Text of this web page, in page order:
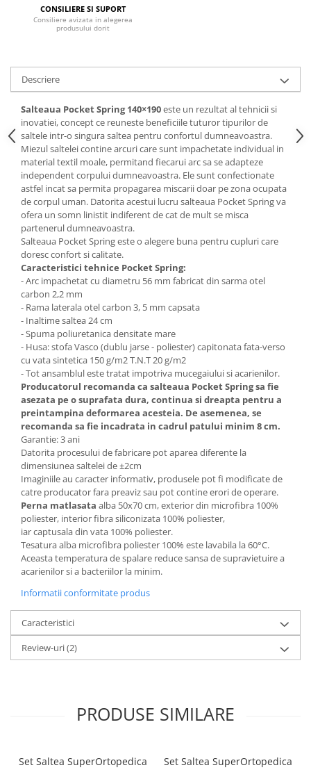
Mese gradinita
Scaune gradinita
Mobilier copii
Mobila camera copii
Scaune birou pentru copii
Saltele patuturi copii
Paturi copii
Masa si scaune gradinita
Seturi comode living si dormitor
CONSILIERE SI SUPORT
Consiliere avizata in alegerea
produsului dorit
Descriere
Salteaua Pocket Spring 140×190este un rezultat al tehnicii si
inovatiei, concept ce reuneste beneficiile tuturor tipurilor de
saltele intr-o singura saltea pentru confortul dumneavoastra.
Miezul saltelei contine arcuri care sunt impachetate individual in
material textil moale, permitand fiecarui arc sa se adapteze
independent corpului dumneavoastra. Ele sunt confectionate
astfel incat sa permita propagarea miscarii doar pe zona ocupata
de corpul uman. Datorita acestui lucru salteaua Pocket Spring va
ofera un somn linistit indiferent de cat de mult se misca
partenerul dumneavoastra.
Salteaua Pocket Spring este o alegere buna pentru cupluri care
doresc confort si calitate.
Caracteristici tehnice Pocket Spring:
- Arc impachetat cu diametru 56 mm fabricat din sarma otel
carbon 2,2 mm
- Rama laterala otel carbon 3, 5 mm capsata
- Inaltime saltea 24 cm
- Spuma poliuretanica densitate mare
- Husa: stofa Vasco (dublu jarse - poliester) capitonata fata-verso
cu vata sintetica 150 g/m2 T.N.T 20 g/m2
- Tot ansamblul este tratat impotriva mucegaiului si acarienilor.
Producatorul recomanda ca salteaua Pocket Spring sa fie
asezata pe o suprafata dura, continua si dreapta pentru a
preintampina deformarea acesteia. De asemenea, se
recomanda sa fie incadrata in cadrul patului minim 8 cm.
Garantie: 3 ani
Datorita procesului de fabricare pot aparea diferente la
dimensiunea saltelei de ±2cm
Imaginiile au caracter informativ, produsele pot fi modificate de
catre producator fara preaviz sau pot contine erori de operare.
Perna matlasata alba 50x70 cm, exterior din microfibra 100%
poliester, interior fibra siliconizata 100% poliester,
iar captusala din vata 100% poliester.
Tesatura alba microfibra poliester 100% este lavabila la 60°C.
Aceasta temperatura de spalare reduce sansa de supravietuire a
acarienilor si a bacteriilor la minim.
Informatii conformitate produs
Caracteristici
Review-uri(2)
PRODUSE SIMILARE
Set Saltea SuperOrtopedica
Set Saltea SuperOrtopedica